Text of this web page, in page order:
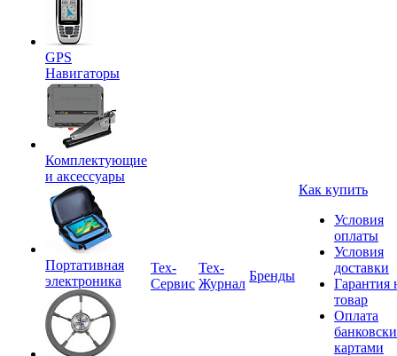
GPS
Навигаторы
Комплектующие
и аксессуары
Портативная
электроника
Tex-
Сервис
Тех-
Журнал
Бренды
Как купить
Условия
оплаты
Условия
доставки
Гарантия
товар
Оплата
картами